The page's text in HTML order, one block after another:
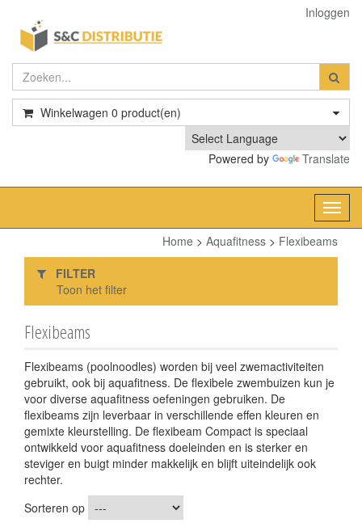
Inloggen
Winkelwagen 0 product(en)
Powered by Translate
Home > Aquafitness > Flexibeams
FILTER
Toon het filter
Flexibeams
Flexibeams (poolnoodles) worden bij veel zwemactiviteiten
gebruikt, ook bij aquafitness. De flexibele zwembuizen kun je
voor diverse aquafitness oefeningen gebruiken. De
flexibeams zijn leverbaar in verschillende effen kleuren en
gemixte kleurstelling. De flexibeam Compact is speciaal
ontwikkeld voor aquafitness doeleinden en is sterker en
steviger en buigt minder makkelijk en blijft uiteindelijk ook
rechter.
Sorteren op